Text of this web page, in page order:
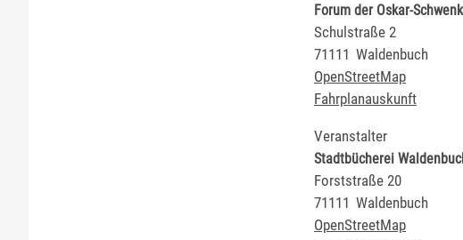
Forum der Oskar-
Schulstraße 2
71111 Waldenbuch
OpenStreetMap
Fahrplanauskunft
Veranstalter
Stadtbücherei
Forststraße 20
71111 Waldenbuch
OpenStreetMap